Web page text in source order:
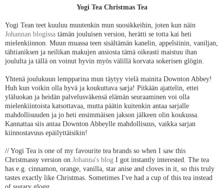
Yogi Tea Christmas Tea
Yogi Tean teet kuuluu muutenkin mun suosikkeihin, joten kun näin
Johannan blogissa tämän jouluisen version, herätti se totta kai heti
mielenkiinnon. Muun muassa teen sisältämän kanelin, appelsiinin, vaniljan,
tähtianiksen ja neilikan makujen ansiosta tämä oikeasti maistuu ihan
joululta ja tällä on voinut hyvin myös välillä korvata sokerisen glögin.
Yhtenä joulukuun lempparina mun täytyy vielä mainita Downton Abbey!
Huh kun voikin olla hyvä ja koukuttava sarja! Pitkään ajattelin, ettei
yläluokan ja heidän palvelusväkensä elämän seuraaminen voi olla
mielenkiintoista katsottavaa, mutta päätin kuitenkin antaa sarjalle
mahdollisuuden ja jo heti ensimmäisen jakson jälkeen olin koukussa.
Kannattaa siis antaa Downton Abbeylle mahdollisuus, vaikka sarjan
kiinnostavuus epäilyttäisikin!
// Yogi Tea is one of my favourite tea brands so when I saw this
Christmassy version on Johanna's blog I got instantly interested. The tea
has e.g. cinnamon, orange, vanilla, star anise and cloves in it, so this truly
tastes exactly like Christmas. Sometimes I've had a cup of this tea instead